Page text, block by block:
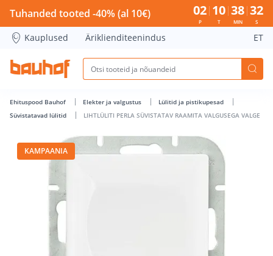
LIHTLÜLITI PERLA SÜVISTATAV RAAMITA VALGUSEGA
Tuhanded tooted -40% (al 10€) 02
P
10
T
38
MIN
32
S
Kauplused Äriklienditeenindus ET
Ehituspood Bauhof Elekter ja valgustus
Lülitid ja pistikupesad
Süvistatavad lülitid
LIHTLÜLITI PERLA SÜVISTATAV RAAMITA VALGUSEGA VALGE
KAMPAANIA